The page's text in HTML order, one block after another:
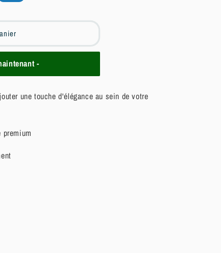
-
une touche d'élégance au sein de votre